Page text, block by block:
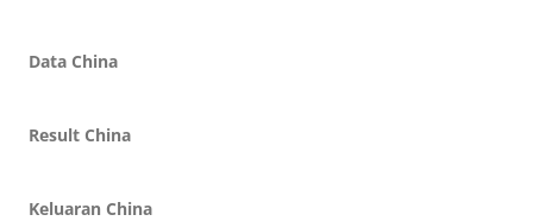
Data China
Result China
Keluaran China